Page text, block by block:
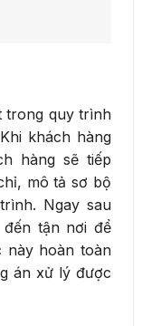
trong quy trình
khách hàng
hàng sẽ tiếp
mô tả sơ bộ
Ngay sau
tận nơi để
này hoàn toàn
án xử lý được